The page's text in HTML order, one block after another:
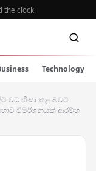
the clock
Technology
වධ හිංසා කළ බවට
විමර්ශනයක් ආරම්භ